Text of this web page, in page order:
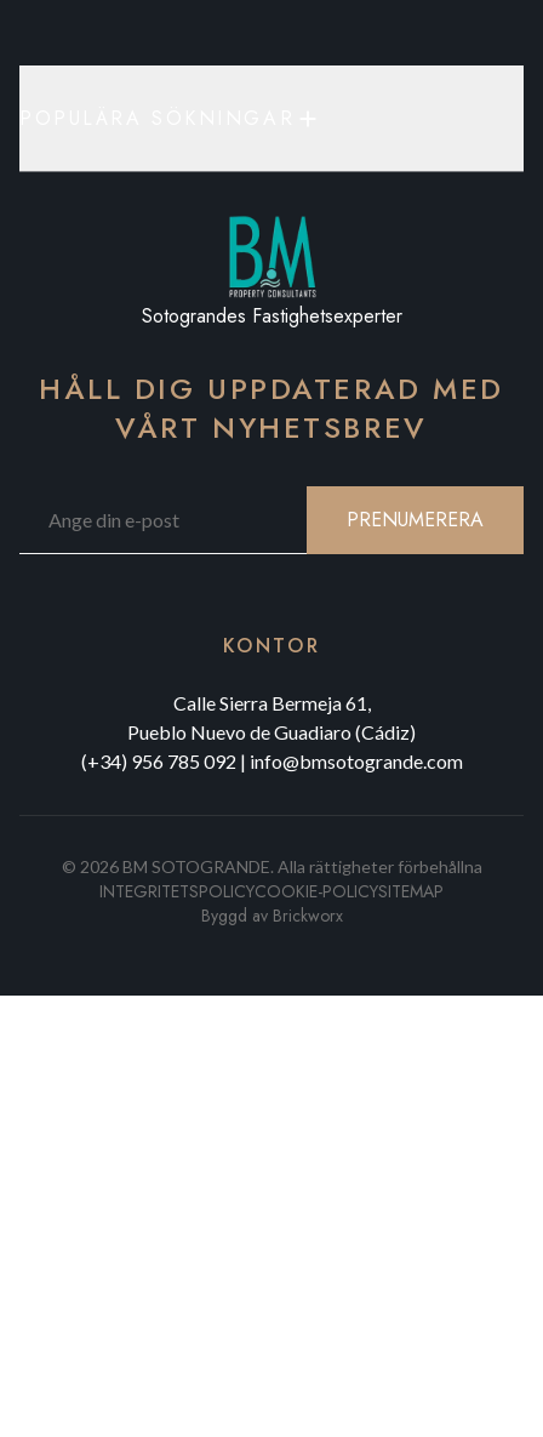
Sotograndes Fastighetsexperter
HÅLL DIG UPPDATERAD MED
VÅRT NYHETSBREV
PRENUMERERA
KONTOR
Calle Sierra Bermeja 61,
Pueblo Nuevo de Guadiaro (Cádiz)
(+34) 956 785 092 | info@bmsotogrande.com
© 2026BM SOTOGRANDE. Alla rättigheter förbehållna
INTEGRITETSPOLICYCOOKIE-POLICYSITEMAP
Byggd av Brickworx